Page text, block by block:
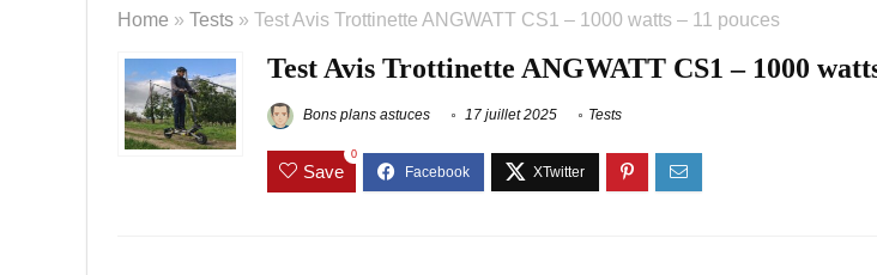
Home » Tests » Test Avis Trottinette ANGWATT CS1 – 1000 watts – 11 pouces
Test Avis Trottinette ANGWATT CS1 – 1000
Bons plans astuces 17 juillet 2025 Tests
Save
0